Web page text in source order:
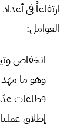
ارتفاعاً في
العوامل:
انخفاض
وهو ما مهّد
قطاعات
إطلاق